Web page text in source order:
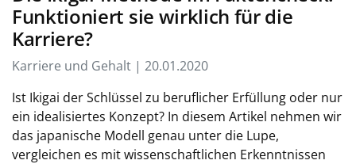
Funktioniert sie wirklich für die
Karriere?
Karriere und Gehalt | 20.01.2020
Ist Ikigai der Schlüssel zu beruflicher Erfüllung oder nur
ein idealisiertes Konzept? In diesem Artikel nehmen wir
das japanische Modell genau unter die Lupe,
vergleichen es mit wissenschaftlichen Erkenntnissen